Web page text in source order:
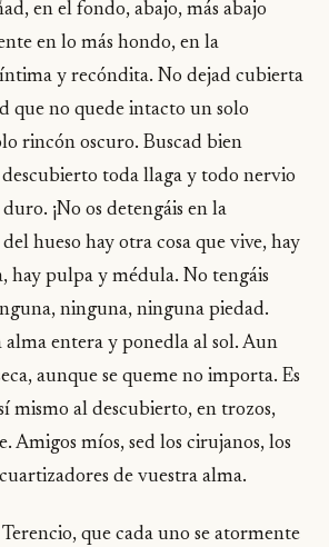
en el fondo, abajo, más abajo
en lo más hondo, en la
y recóndita. No dejad cubierta
que no quede intacto un solo
rincón oscuro. Buscad bien
toda llaga y todo nervio
¡No os detengáis en la
hueso hay otra cosa que vive, hay
hay pulpa y médula. No tengáis
ninguna, ninguna piedad.
alma entera y ponedla al sol. Aun
aunque se queme no importa. Es
mismo al descubierto, en trozos,
Amigos míos, sed los cirujanos, los
de vuestra alma.
que cada uno se atormente